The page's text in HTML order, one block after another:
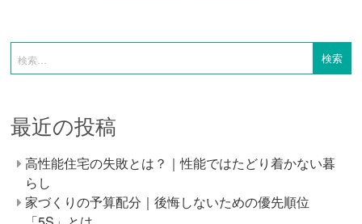
最近の投稿
高性能住宅の失敗とは？｜性能ではたどり着かない暮
らし
家づくりの予算配分｜後悔しないための優先順位